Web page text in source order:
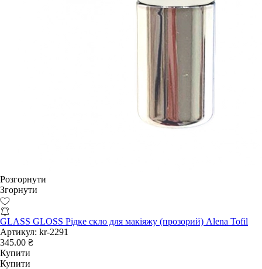
Розгорнути
Згорнути
GLASS GLOSS Рідке скло для макіяжу (прозорий) Alena Tofil
Артикул: kr-2291
345.00 ₴
Купити
Купити